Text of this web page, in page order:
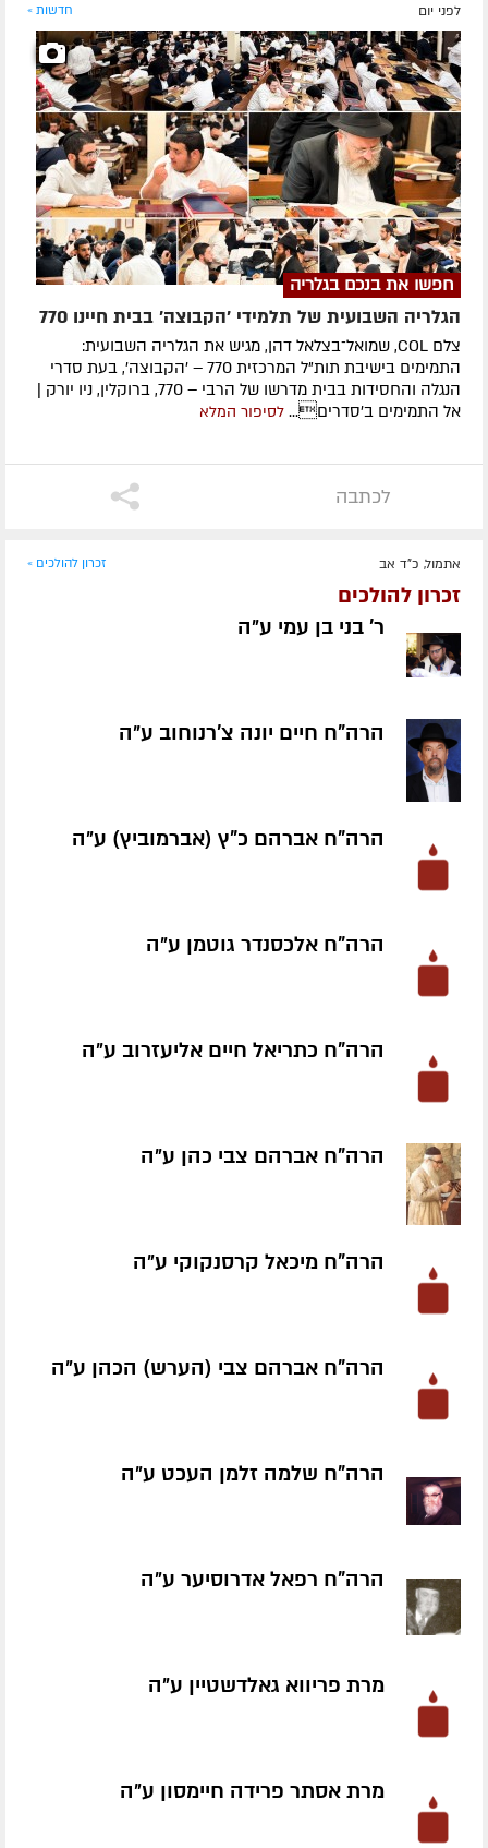
לפני יום חדשות »
חפשו את בנכם בגלריה
הגלריה השבועית של תלמידי 'הקבוצה' בבית חיינו 770
צלם COL, שמואל־בצלאל דהן, מגיש את הגלריה השבועית:
התמימים בישיבת תות"ל המרכזית 770 – 'הקבוצה', בעת סדרי
הנגלה והחסידות בבית מדרשו של הרבי – 770, ברוקלין, ניו יורק |
אל התמימים ב'סדרים... לסיפור המלא
לכתבה
אתמול, כ"ד אב זכרון להולכים »
זכרון להולכים
ר' בני בן עמי ע״ה
הרה"ח חיים יונה צ'רנוחוב ע״ה
הרה"ח אברהם כ"ץ (אברמוביץ) ע״ה
הרה"ח אלכסנדר גוטמן ע״ה
הרה"ח כתריאל חיים אליעזרוב ע״ה
הרה"ח אברהם צבי כהן ע״ה
הרה"ח מיכאל קרסנקוקי ע״ה
הרה"ח אברהם צבי (הערש) הכהן ע״ה
הרה"ח שלמה זלמן העכט ע״ה
הרה"ח רפאל אדרוסיער ע״ה
מרת פריווא גאלדשטיין ע״ה
מרת אסתר פרידה חיימסון ע״ה